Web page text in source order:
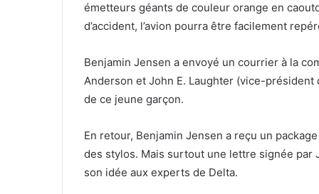
émetteurs géants de couleur orange en
d’accident, l’avion pourra être facilement
Benjamin Jensen a envoyé un courrier à la
Anderson et John E. Laughter (vice-
de ce jeune garçon.
En retour, Benjamin Jensen a reçu un
des stylos. Mais surtout une lettre signée par
son idée aux experts de Delta.